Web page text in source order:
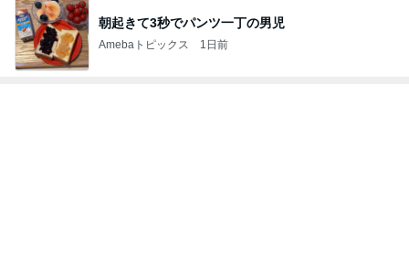
朝起きて3秒でパンツ一丁の男児
Amebaトピックス 1日前